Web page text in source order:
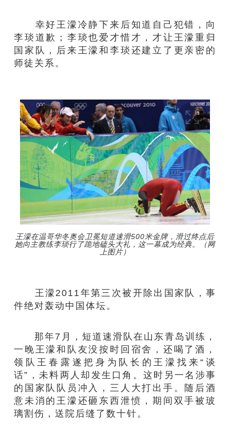
幸好王濛冷静下来后知道自己犯错，向
李琰道歉；李琰也爱才惜才，才让王濛重归
国家队，后来王濛和李琰还建立了更亲密的
师徒关系。
王濛在温哥华冬奥会卫冕短道速滑500米金牌，滑过终点后
她向主教练李琰行了跪地磕头大礼，这一幕成为经典。（网
上图片）
王濛2011年第三次被开除出国家队，事
件绝对轰动中国体坛。
那年7月，短道速滑队在山东青岛训练，
一晚王濛和队友没按时回宿舍，还喝了酒，
领队王春露遂把身为队长的王濛找来“谈
话”，未料两人却发生口角。这时另一名涉事
的国家队队员冲入，三人大打出手。随后酒
意未消的王濛还砸东西泄愤，期间双手被玻
璃割伤，送院后缝了数十针。